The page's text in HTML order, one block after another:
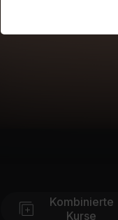
Kombinierte
Kurse